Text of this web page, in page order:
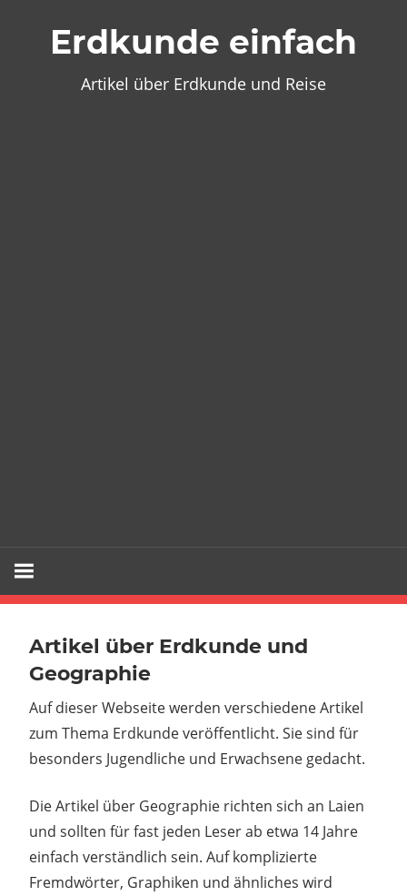
Erdkunde einfach
Artikel über Erdkunde und Reise
Artikel über Erdkunde und
Geographie
Auf dieser Webseite werden verschiedene Artikel
zum Thema Erdkunde veröffentlicht. Sie sind für
besonders Jugendliche und Erwachsene gedacht.
Die Artikel über Geographie richten sich an Laien
und sollten für fast jeden Leser ab etwa 14 Jahre
einfach verständlich sein. Auf komplizierte
Fremdwörter, Graphiken und ähnliches wird